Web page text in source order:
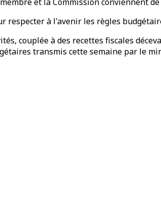
respecter à l'avenir les règles
couplée à des recettes fiscales
transmis cette semaine par le